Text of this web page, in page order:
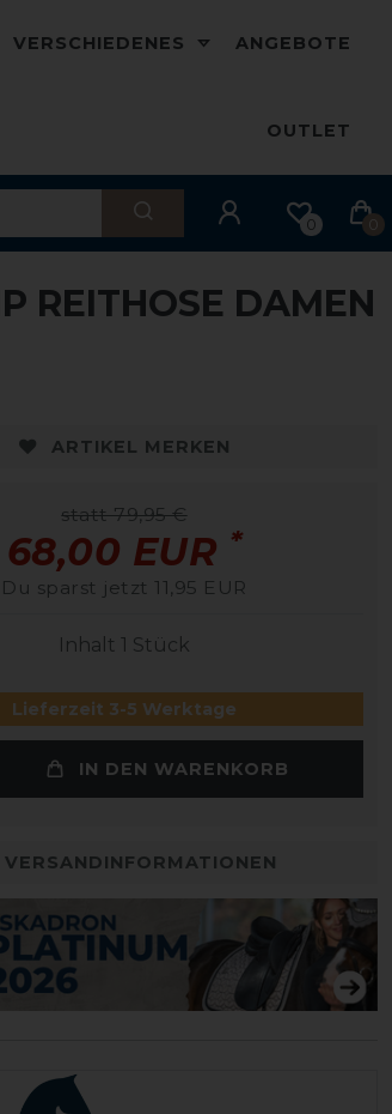
VERSCHIEDENES ANGEBOTE
OUTLET
0 0
REITHOSE DAMEN
ARTIKEL MERKEN
statt 79,95 €
68,00 EUR *
Du sparst jetzt 11,95 EUR
Inhalt 1 Stück
Lieferzeit 3-5 Werktage
IN DEN WARENKORB
VERSANDINFORMATIONEN